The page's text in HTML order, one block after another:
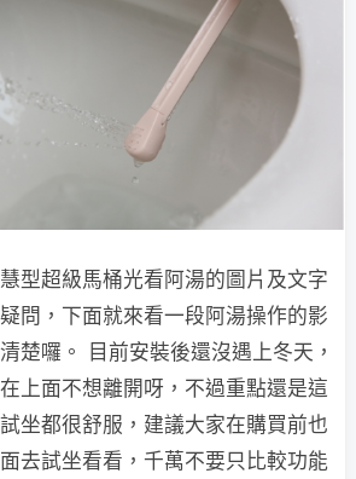
型超級馬桶光看阿湯的圖片及文字
問，下面就來看一段阿湯操作的影
楚囉。 目前安裝後還沒遇上冬天，
上面不想離開呀，不過重點還是這
坐都很舒服，建議大家在購買前也
去試坐看看，千萬不要只比較功能